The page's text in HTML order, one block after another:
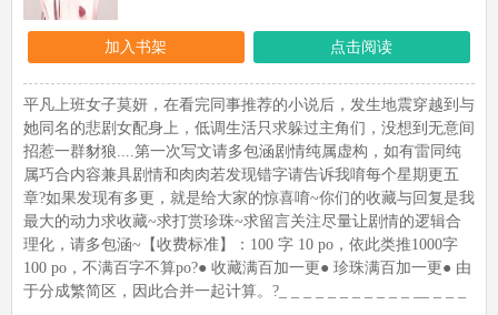
加入书架 点击阅读
平凡上班女子莫妍，在看完同事推荐的小说后，发生地震穿越到与
她同名的悲剧女配身上，低调生活只求躲过主角们，没想到无意间
招惹一群豺狼....第一次写文请多包涵剧情纯属虚构，如有雷同纯
属巧合内容兼具剧情和肉肉若发现错字请告诉我唷每个星期更五
章?如果发现有多更，就是给大家的惊喜唷~你们的收藏与回复是我
最大的动力求收藏~求打赏珍珠~求留言关注尽量让剧情的逻辑合
理化，请多包涵~【收费标准】：100 字 10 po，依此类推1000字
100 po，不满百字不算po?● 收藏满百加一更● 珍珠满百加一更● 由
于分成繁简区，因此合并一起计算。?_ _ _ _ _ _ _ _ _ _ _ __ _ _ _